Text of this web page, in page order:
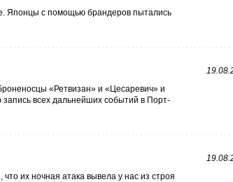
Японцы с помощью брандеров пытались
«Ретвизан» и «Цесаревич» и
всех дальнейших событий в Порт-
их ночная атака вывела у нас из строя